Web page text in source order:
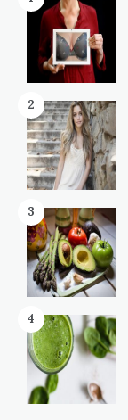
2
3
4